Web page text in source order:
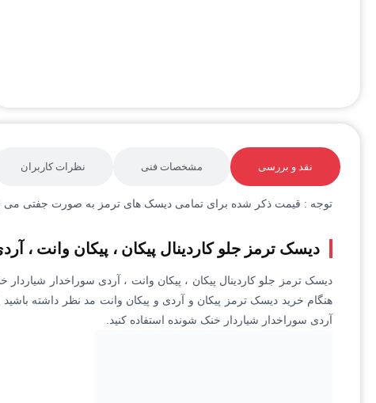
نقد و بررسی مشخصات فنی نظرات کاربران
توجه : قیمت ذکر شده برای تمامی دیسک های ترمز به صورت جفتی می
دیسک ترمز جلو کاردینال پیکان ، پیکان وانت ،
هنگام خرید دیسک ترمز پیکان و آردی و پیکان وانت مد نظر داشته
آردی سوراخدار شیاردار خنک شونده استفاده کنید.